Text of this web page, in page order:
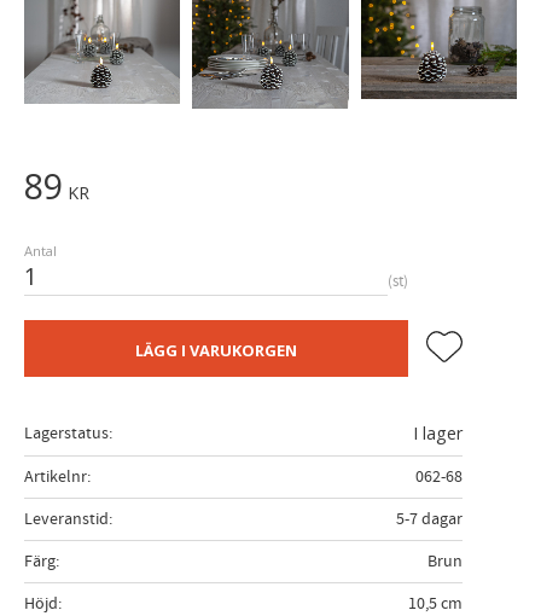
89 KR
Antal
st
LÄGG I VARUKORGEN Lägg till i
Lagerstatus
I lager
Artikelnr
062-68
Leveranstid
5-7 dagar
Färg
Brun
Höjd
10,5 cm